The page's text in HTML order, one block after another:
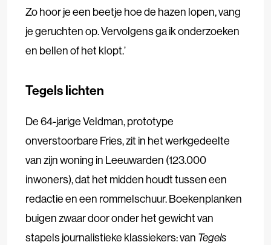
Zo hoor je een beetje hoe de hazen lopen, vang
je geruchten op. Vervolgens ga ik onderzoeken
en bellen of het klopt.’
Tegels lichten
De 64-jarige Veldman, prototype
onverstoorbare Fries, zit in het werkgedeelte
van zijn woning in Leeuwarden (123.000
inwoners), dat het midden houdt tussen een
redactie en een rommelschuur. Boekenplanken
buigen zwaar door onder het gewicht van
stapels journalistieke klassiekers: van Tegels